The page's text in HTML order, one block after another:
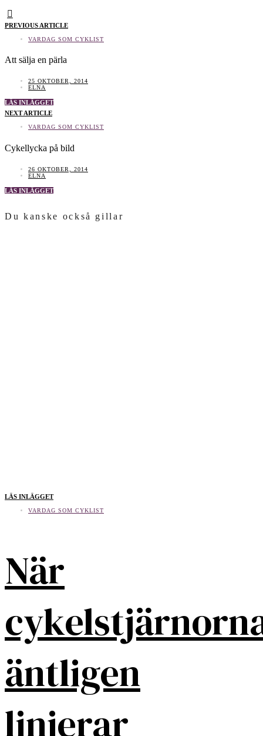
PREVIOUS ARTICLE
VARDAG SOM CYKLIST
Att sälja en pärla
25 OKTOBER, 2014
ELNA
LÄS INLÄGGET
NEXT ARTICLE
VARDAG SOM CYKLIST
Cykellycka på bild
26 OKTOBER, 2014
ELNA
LÄS INLÄGGET
Du kanske också gillar
LÄS INLÄGGET
VARDAG SOM CYKLIST
När
äntligen
linjerar